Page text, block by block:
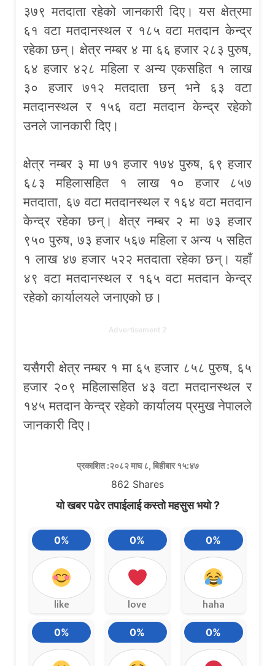
३७९ मतदाता रहेको जानकारी दिए। यस क्षेत्रमा
६१ वटा मतदानस्थल र १८५ वटा मतदान केन्द्र
रहेका छन्। क्षेत्र नम्बर ४ मा ६६ हजार २८३ पुरुष,
६४ हजार ४२८ महिला र अन्य एकसहित १ लाख
३० हजार ७१२ मतदाता छन् भने ६३ वटा
मतदानस्थल र १५६ वटा मतदान केन्द्र रहेको
उनले जानकारी दिए।
क्षेत्र नम्बर ३ मा ७१ हजार १७४ पुरुष, ६९ हजार
६८३ महिलासहित १ लाख १० हजार ८५७
मतदाता, ६७ वटा मतदानस्थल र १६४ वटा मतदान
केन्द्र रहेका छन्। क्षेत्र नम्बर २ मा ७३ हजार
९५० पुरुष, ७३ हजार ५६७ महिला र अन्य ५ सहित
१ लाख ४७ हजार ५२२ मतदाता रहेका छन्। यहाँ
४९ वटा मतदानस्थल र १६५ वटा मतदान केन्द्र
रहेको कार्यालयले जनाएको छ।
Advertisement 2
यसैगरी क्षेत्र नम्बर १ मा ६५ हजार ८५८ पुरुष, ६५
हजार २०९ महिलासहित ४३ वटा मतदानस्थल र
१४५ मतदान केन्द्र रहेको कार्यालय प्रमुख नेपालले
जानकारी दिए।
प्रकाशित :२०८२ माघ ८, बिहीबार १५:४७
862 Shares
यो खबर पढेर तपाईलाई कस्तो महसुस भयो ?
0%
like
0%
love
0%
haha
0% 0% 0%